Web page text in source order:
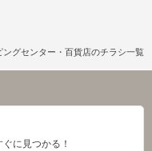
ングセンター・百貨店のチラシ一覧
に見つかる！